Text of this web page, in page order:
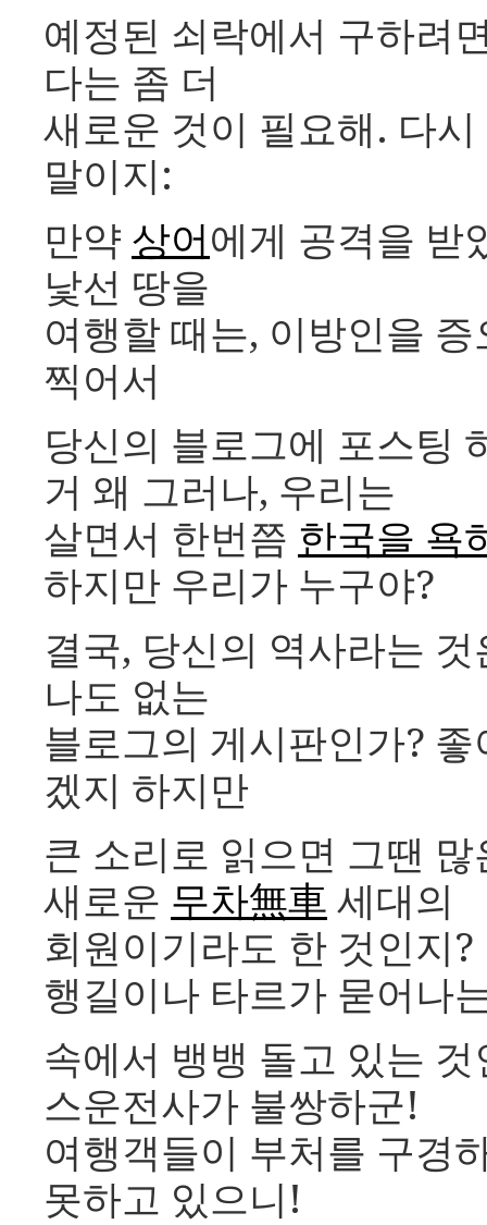
예정된 쇠락에서 구하려
다는 좀 더
새로운 것이 필요해. 다
말이지:
만약 상어에게 공격을 받
낯선 땅을
여행할 때는, 이방인을
찍어서
당신의 블로그에 포스팅
거 왜 그러나, 우리는
살면서 한번쯤 한국을 욕
하지만 우리가 누구야?
결국, 당신의 역사라는
나도 없는
블로그의 게시판인가?
겠지 하지만
큰 소리로 읽으면 그땐
새로운 무차無車 세대의
회원이기라도 한 것인지
행길이나 타르가 묻어나
속에서 뱅뱅 돌고 있는
스운전사가 불쌍하군!
여행객들이 부처를 구경
못하고 있으니!